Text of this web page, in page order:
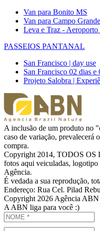
Van para Bonito MS
Van para Campo
Leva e Traz -
PASSEIOS PANTANAL
San Francisco | day use
San Francisco 02 dias e
Projeto Salobra |
A inclusão de um produto no
caso de variação, prevalecerá
compra.
Copyright 2014, TODOS
fotos aqui veiculadas,
Agência.
É vedada a sua reprodução,
Endereço: Rua Cel. Pilad
Copyright 2026 Agência ABN
A ABN liga para você :)